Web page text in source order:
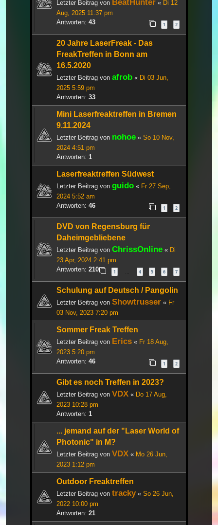
Letzter Beitrag von BeatHunter « Di 12
Aug, 2025 11:37 pm
Antworten: 43 1 2
20 Jahre LaserFreak - Das
FreakTreffen in Bonn am
16.5.2020
Letzter Beitrag von afrob « Di 03 Jun,
2025 5:59 pm
Antworten: 33
Mini Laserfreaktreffen in Bremen
9.11.2024
Letzter Beitrag von nohoe « So 10 Nov,
2024 4:51 pm
Antworten: 1
Laserfreaktreffen Südwest
Letzter Beitrag von guido « Fr 27 Sep,
2024 5:52 am
Antworten: 46 1 2
DVD von Regensburg für
Daheimgebliebene
Letzter Beitrag von ChrissOnline « Di
23 Apr, 2024 2:41 pm
Antworten: 210 1 … 4 5 6 7
Schulung auf Deutsch / Pangolin
Letzter Beitrag von Showtrusser « Fr
03 Nov, 2023 7:20 pm
Sommer Freak Treffen
Letzter Beitrag von Erics « Fr 18 Aug,
2023 5:20 pm
Antworten: 46 1 2
Gibt es noch Treffen in 2023?
Letzter Beitrag von VDX « Do 17 Aug,
2023 10:28 pm
Antworten: 1
... jemand auf der "Laser World of
Photonic" in M?
Letzter Beitrag von VDX « Mo 26 Jun,
2023 1:12 pm
Outdoor Freaktreffen
Letzter Beitrag von tracky« So 26 Jun,
2022 10:00 pm
Antworten: 21